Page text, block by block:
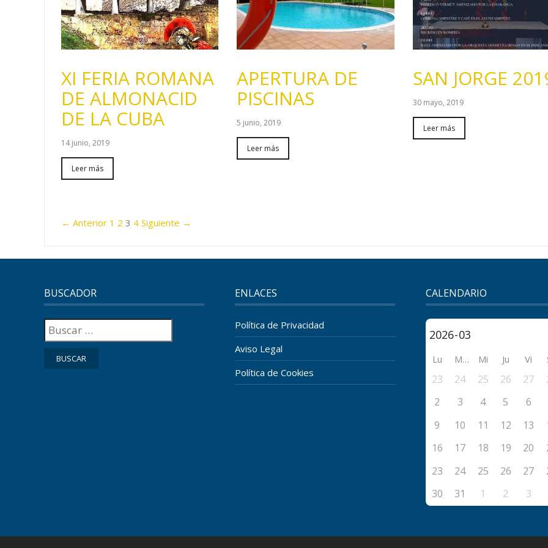
XI FERIA ROMANA
DE ALMONACID
DE LA CUBA
14 junio, 2019
Leer más
APERTURA DE
PISCINAS
5 junio, 2019
Leer más
SAN JORGE
30 mayo, 2019
Leer más
← Anterior 1 2 3 4 Siguiente →
BUSCADOR
Buscar:
ENLACES
Política de Privacidad
Aviso Legal
Política de Cookies
CALENDARIO
Lu Ma Mi Ju Vi
23 24 25 26 27
2
3 4 5
6
9
10 11 12 13
16
17 18 19 20
23
24 25 26 27
30
31 1 2 3